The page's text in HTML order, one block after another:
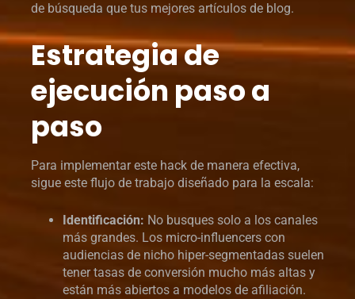
de búsqueda que tus mejores artículos de blog.
Estrategia de
ejecución paso a
paso
Para implementar este hack de manera efectiva,
sigue este flujo de trabajo diseñado para la escala:
Identificación: No busques solo a los canales
más grandes. Los micro-influencers con
audiencias de nicho hiper-segmentadas suelen
tener tasas de conversión mucho más altas y
están más abiertos a modelos de afiliación.